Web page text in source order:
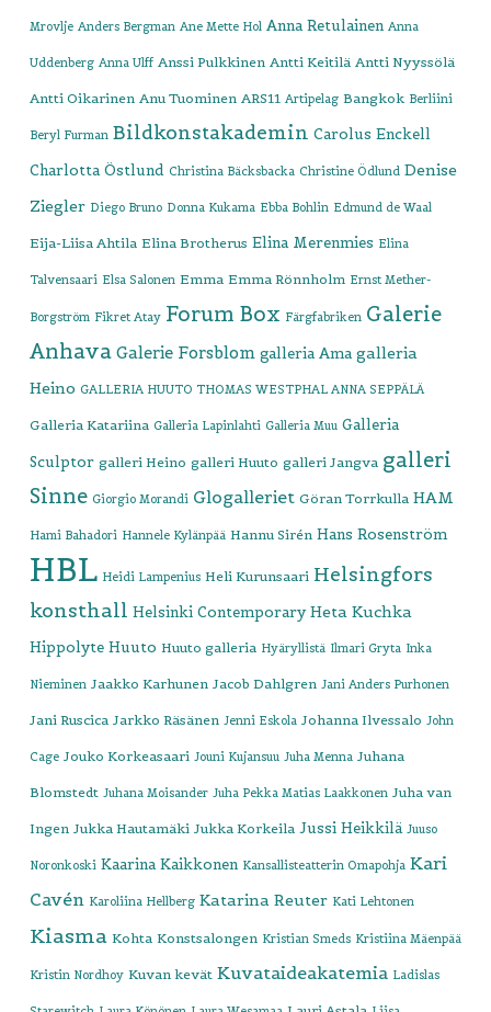
Mrovlje Anders Bergman Ane Mette Hol Anna Retulainen Anna
Uddenberg Anna Ulff Anssi Pulkkinen Antti Keitilä Antti Nyyssölä
Antti Oikarinen Anu Tuominen ARS11 Artipelag Bangkok Berliini
Beryl Furman Bildkonstakademin Carolus Enckell
Charlotta Östlund Christina Bäcksbacka Christine Ödlund Denise
Ziegler Diego Bruno Donna Kukama Ebba Bohlin Edmund de Waal
Eija-Liisa Ahtila Elina Brotherus Elina Merenmies Elina
Talvensaari Elsa Salonen Emma Emma Rönnholm Ernst Mether-
Borgström Fikret Atay Forum Box Färgfabriken Galerie
Anhava Galerie Forsblom galleria Ama galleria
Heino GALLERIA HUUTO THOMAS WESTPHAL ANNA SEPPÄLÄ
Galleria Katariina Galleria Lapinlahti Galleria Muu Galleria
Sculptor galleri Heino galleri Huuto galleri Jangva galleri
Sinne Giorgio Morandi Glogalleriet Göran Torrkulla HAM
Hami Bahadori Hannele Kylänpää Hannu Sirén Hans Rosenström
HBL Heidi Lampenius Heli Kurunsaari Helsingfors
konsthall Helsinki Contemporary Heta Kuchka
Hippolyte Huuto Huuto galleria Hyäryllistä Ilmari Gryta Inka
Nieminen Jaakko Karhunen Jacob Dahlgren Jani Anders Purhonen
Jani Ruscica Jarkko Räsänen Jenni Eskola Johanna Ilvessalo John
Cage Jouko Korkeasaari Jouni Kujansuu Juha Menna Juhana
Blomstedt Juhana Moisander Juha Pekka Matias Laakkonen Juha van
Ingen Jukka Hautamäki Jukka Korkeila Jussi Heikkilä Juuso
Noronkoski Kaarina Kaikkonen Kansallisteatterin Omapohja Kari
Cavén Karoliina Hellberg Katarina Reuter Kati Lehtonen
Kiasma Kohta Konstsalongen Kristian Smeds Kristiina Mäenpää
Kristin Nordhoy Kuvan kevät Kuvataideakatemia Ladislas